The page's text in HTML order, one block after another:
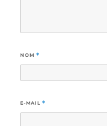
NOM *
E-MAIL *